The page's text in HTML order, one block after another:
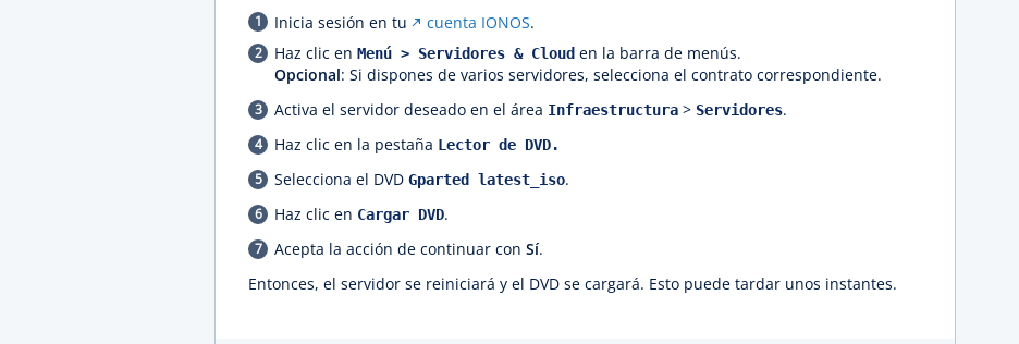
Inicia sesión en tu cuenta IONOS.
Haz clic en Menú > Servidores & Cloud en la barra de menús.
Opcional: Si dispones de varios servidores, selecciona el contrato correspondiente.
Activa el servidor deseado en el área Infraestructura > Servidores.
Haz clic en la pestaña Lector de DVD.
Selecciona el DVD Gparted latest_iso.
Haz clic en Cargar DVD.
Acepta la acción de continuar con Sí.
Entonces, el servidor se reiniciará y el DVD se cargará. Esto puede tardar unos instantes.